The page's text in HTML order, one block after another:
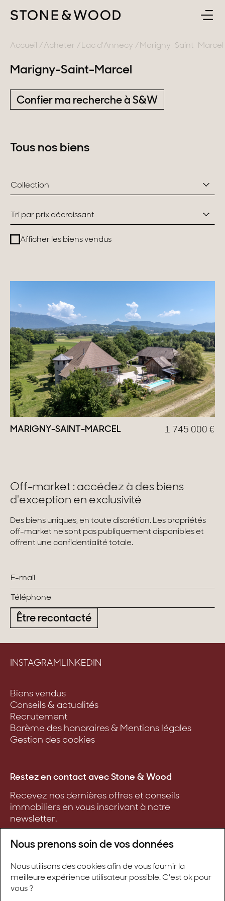
ACHETER
ESTIMER & VENDRE
L'AGENCE
RETOUR
Lac d'Annecy
Pays de Gex
Alpes Suisses
Nos collections
Propriétés de caractère
Villas modernes
Appartements
Maisons de ville
Domaines
Tous nos biens
Accueil Acheter Lac d'Annecy Marigny-Saint-Marcel
Marigny-Saint-Marcel
Confier ma recherche à S&W
Tous nos biens
Collection
Tri par prix décroissant
Afficher les biens vendus
MARIGNY-SAINT-MARCEL 1 745 000 €
Off-market : accédez à des biens
d'exception en exclusivité
Des biens uniques, en toute discrétion. Les propriétés
off-market ne sont pas publiquement disponibles et
offrent une confidentialité totale.
Être recontacté
INSTAGRAMLINKEDIN
Biens vendus
Conseils & actualités
Recrutement
Barème des honoraires & Mentions légales
Gestion des cookies
Restez en contact avec Stone & Wood
Recevez nos dernières offres et conseils
immobiliers en vous inscrivant à notre
newsletter.
S'inscrire
Nous prenons soin de vos données
Nous utilisons des cookies afin de vous fournir la
meilleure expérience utilisateur possible. C'est ok pour
vous ?